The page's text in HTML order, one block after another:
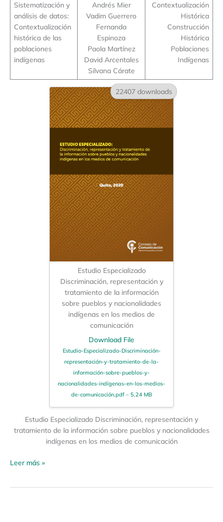
Sistematización y
análisis de datos:
Contextualización
histórica de las
poblaciones
indígenas
Andrés Mier
Vadim Guerrero
Fernanda
Espinoza
Paola Martínez
David Arcentales
Silvana Cárate
Contextualización
Histórica
Construcción
Histórica
Poblaciones
Indígenas
22407 downloads
Estudio Especializado
Discriminación, representación y
tratamiento de la información
sobre pueblos y nacionalidades
indígenas en los medios de
comunicación
Download File
Estudio-Especializado-Discriminación-
representación-y-tratamiento-de-la-
información-sobre-pueblos-y-
nacionalidades-indígenas-en-los-medios-
de-comunicación.pdf – 5,24 MB
Estudio Especializado Discriminación, representación y
tratamiento de la información sobre pueblos y nacionalidades
indígenas en los medios de comunicación
Leer más »